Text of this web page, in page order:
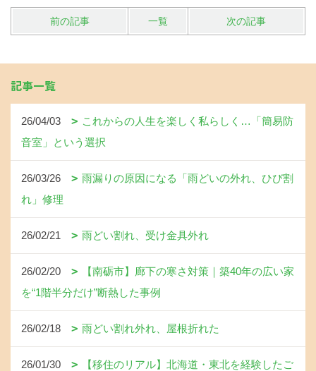
前の記事 一覧 次の記事
記事一覧
26/04/03
これからの人生を楽しく私らしく…「簡易防
音室」という選択
26/03/26
雨漏りの原因になる「雨どいの外れ、ひび割
れ」修理
26/02/21 雨どい割れ、受け金具外れ
26/02/20
【南砺市】廊下の寒さ対策｜築40年の広い家
を“1階半分だけ”断熱した事例
26/02/18 雨どい割れ外れ、屋根折れた
26/01/30
【移住のリアル】北海道・東北を経験したご